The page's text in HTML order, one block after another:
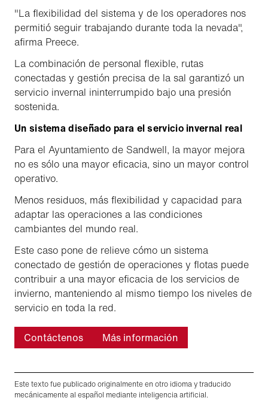
"La flexibilidad del sistema y de los operadores nos
permitió seguir trabajando durante toda la nevada",
afirma Preece.
La combinación de personal flexible, rutas
conectadas y gestión precisa de la sal garantizó un
servicio invernal ininterrumpido bajo una presión
sostenida.
Un sistema diseñado para el servicio invernal real
Para el Ayuntamiento de Sandwell, la mayor mejora
no es sólo una mayor eficacia, sino un mayor control
operativo.
Menos residuos, más flexibilidad y capacidad para
adaptar las operaciones a las condiciones
cambiantes del mundo real.
Este caso pone de relieve cómo un sistema
conectado de gestión de operaciones y flotas puede
contribuir a una mayor eficacia de los servicios de
invierno, manteniendo al mismo tiempo los niveles de
servicio en toda la red.
Contáctenos Más información
Este texto fue publicado originalmente en otro idioma y traducido
mecánicamente al español mediante inteligencia artificial.